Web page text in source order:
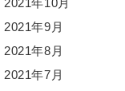
2021年10月
2021年9月
2021年8月
2021年7月